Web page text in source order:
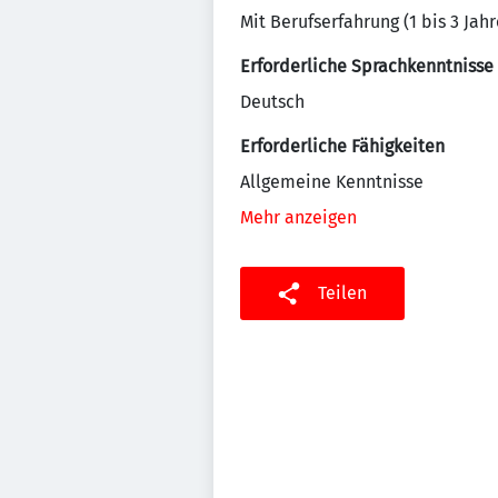
Mit Berufserfahrung (1 bis 3
Erforderliche Sprachkenntnisse
Deutsch
Erforderliche Fähigkeiten
Allgemeine Kenntnisse
Mehr anzeigen
Teilen